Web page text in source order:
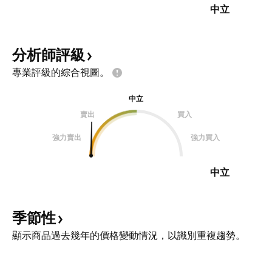
中立
分析師評級
專業評級的綜合視圖。
中立
賣出
買入
強力賣出 強力買入
中立
季節性
顯示商品過去幾年的價格變動情況，以識別重複趨勢。